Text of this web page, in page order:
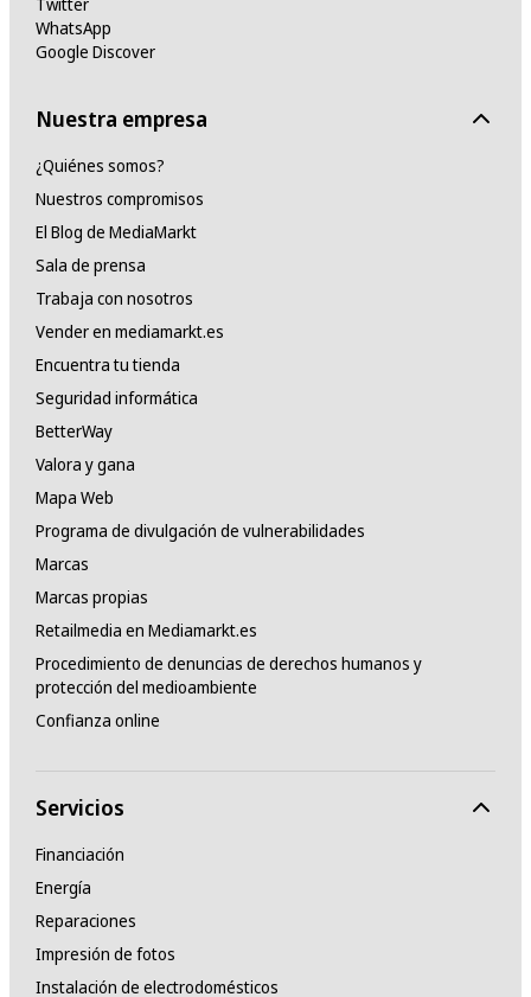
WhatsApp
Google Discover
Nuestra empresa
¿Quiénes somos?
Nuestros compromisos
El Blog de MediaMarkt
Sala de prensa
Trabaja con nosotros
Vender en mediamarkt.es
Encuentra tu tienda
Seguridad informática
BetterWay
Valora y gana
Mapa Web
Programa de divulgación de vulnerabilidades
Marcas
Marcas propias
Retailmedia en Mediamarkt.es
Procedimiento de denuncias de derechos humanos y
protección del medioambiente
Confianza online
Servicios
Financiación
Energía
Reparaciones
Impresión de fotos
Instalación de electrodomésticos